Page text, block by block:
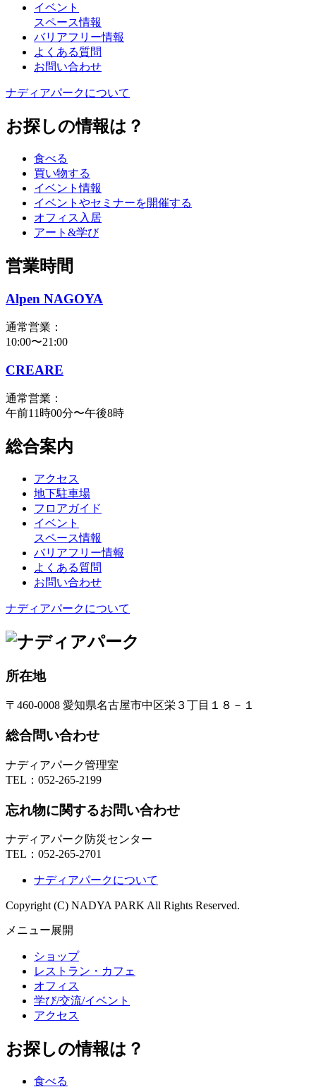
イベント
スペース情報
バリアフリー情報
よくある質問
お問い合わせ
ナディアパークについて
お探しの情報は？
食べる
買い物する
イベント情報
イベントやセミナーを開催する
オフィス入居
アート&学び
営業時間
Alpen NAGOYA
通常営業：
10:00〜21:00
CREARE
通常営業：
午前11時00分〜午後8時
総合案内
アクセス
地下駐車場
フロアガイド
イベント
スペース情報
バリアフリー情報
よくある質問
お問い合わせ
ナディアパークについて
所在地
〒460-0008 愛知県名古屋市中区栄３丁目１８－１
総合問い合わせ
ナディアパーク管理室
TEL： 052-265-2199
忘れ物に関するお問い合わせ
ナディアパーク防災センター
TEL： 052-265-2701
ナディアパークについて
Copyright (C) NADYA PARK All Rights Reserved.
メニュー展開
ショップ
レストラン・カフェ
オフィス
学び/交流/イベント
アクセス
お探しの情報は？
食べる